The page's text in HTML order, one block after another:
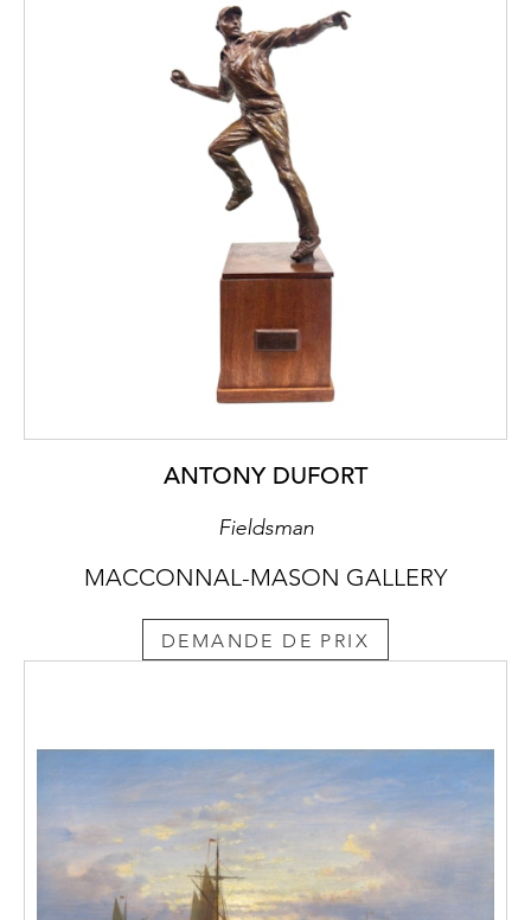
ANTONY DUFORT
Fieldsman
MACCONNAL-MASON GALLERY
DEMANDE DE PRIX